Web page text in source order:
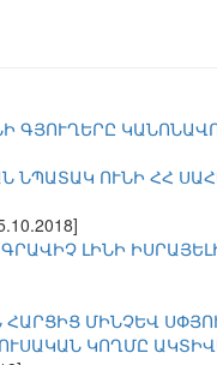
ԳՅՈՒՂԵՐԸ
ՆՊԱՏԱԿ ՈՒՆԻ ՀՀ
ԼԻՆԻ
ՀԱՐՑԻՑ ՄԻՆՉԵՎ
ԿՈՂՄԸ